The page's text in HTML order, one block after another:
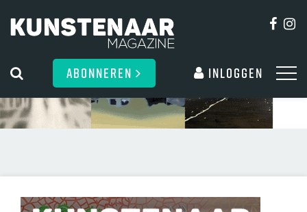
ABONNEREN Inloggen